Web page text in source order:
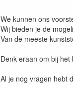
We kunnen ons
Wij bieden je de
Van de meeste
Denk eraan om bij
Al je nog vragen hebt